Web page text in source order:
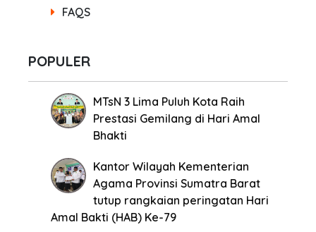
FAQS
POPULER
MTsN 3 Lima Puluh Kota Raih
Prestasi Gemilang di Hari Amal
Bhakti
Kantor Wilayah Kementerian
Agama Provinsi Sumatra Barat
tutup rangkaian peringatan Hari
Amal Bakti (HAB) Ke-79